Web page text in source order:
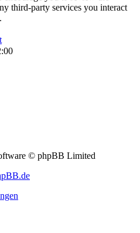
third-party services you interact
© phpBB Limited